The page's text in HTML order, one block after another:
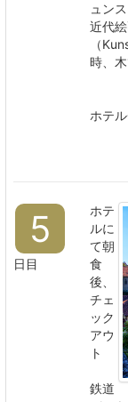
ュン
近代
（
時、
ホテ
5
日目
ホテ
ルに
て朝
食
後、
チェ
ック
アウ
ト
鉄道